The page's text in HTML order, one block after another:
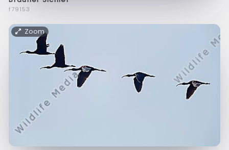
f79153
Zoom